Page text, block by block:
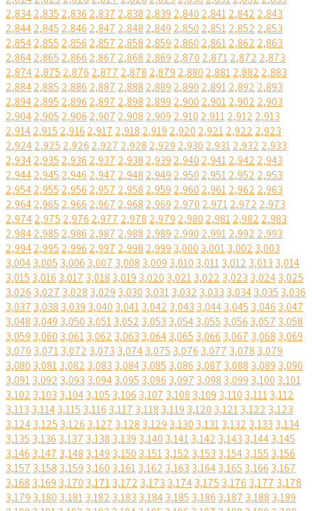
2,8342,835 2,836 2,837 2,838 2,839 2,840 2,8412,842 2,843
2,8442,845 2,846 2,847 2,848 2,849 2,850 2,8512,852 2,853
2,8542,855 2,856 2,857 2,858 2,859 2,860 2,8612,862 2,863
2,8642,865 2,866 2,867 2,868 2,869 2,870 2,8712,872 2,873
2,8742,875 2,876 2,877 2,878 2,879 2,880 2,8812,882 2,883
2,8842,885 2,886 2,887 2,888 2,889 2,890 2,8912,892 2,893
2,8942,895 2,896 2,897 2,898 2,899 2,900 2,9012,902 2,903
2,9042,905 2,906 2,907 2,908 2,909 2,910 2,9112,912 2,913
2,9142,915 2,916 2,917 2,918 2,919 2,920 2,9212,922 2,923
2,9242,925 2,926 2,927 2,928 2,929 2,930 2,9312,932 2,933
2,9342,935 2,936 2,937 2,938 2,939 2,940 2,9412,942 2,943
2,9442,945 2,946 2,947 2,948 2,949 2,950 2,9512,952 2,953
2,9542,955 2,956 2,957 2,958 2,959 2,960 2,9612,962 2,963
2,9642,965 2,966 2,967 2,968 2,969 2,970 2,9712,972 2,973
2,9742,975 2,976 2,977 2,978 2,979 2,980 2,9812,982 2,983
2,9842,985 2,986 2,987 2,988 2,989 2,990 2,9912,992 2,993
2,9942,995 2,996 2,997 2,998 2,999 3,000 3,0013,002 3,003
3,0043,005 3,006 3,007 3,008 3,009 3,010 3,0113,012 3,013 3,014
3,015 3,016 3,017 3,018 3,019 3,020 3,0213,022 3,023 3,0243,025
3,026 3,027 3,028 3,029 3,030 3,0313,032 3,033 3,0343,035 3,036
3,037 3,038 3,039 3,040 3,0413,042 3,043 3,0443,045 3,046 3,047
3,048 3,049 3,050 3,0513,052 3,053 3,0543,055 3,056 3,057 3,058
3,059 3,060 3,0613,062 3,063 3,0643,065 3,066 3,067 3,068 3,069
3,070 3,0713,072 3,073 3,0743,075 3,076 3,077 3,078 3,079
3,080 3,0813,082 3,083 3,0843,085 3,086 3,087 3,088 3,089 3,090
3,0913,092 3,093 3,0943,095 3,096 3,097 3,098 3,099 3,100 3,101
3,102 3,103 3,1043,105 3,106 3,107 3,108 3,109 3,110 3,1113,112
3,113 3,1143,115 3,116 3,117 3,118 3,119 3,120 3,1213,122 3,123
3,1243,125 3,126 3,127 3,128 3,129 3,130 3,1313,132 3,133 3,134
3,135 3,136 3,137 3,138 3,139 3,140 3,1413,142 3,143 3,1443,145
3,146 3,147 3,148 3,149 3,150 3,1513,152 3,153 3,1543,155 3,156
3,157 3,158 3,159 3,160 3,1613,162 3,163 3,1643,165 3,166 3,167
3,168 3,169 3,170 3,1713,172 3,173 3,1743,175 3,176 3,177 3,178
3,179 3,180 3,1813,182 3,183 3,1843,185 3,186 3,187 3,188 3,189